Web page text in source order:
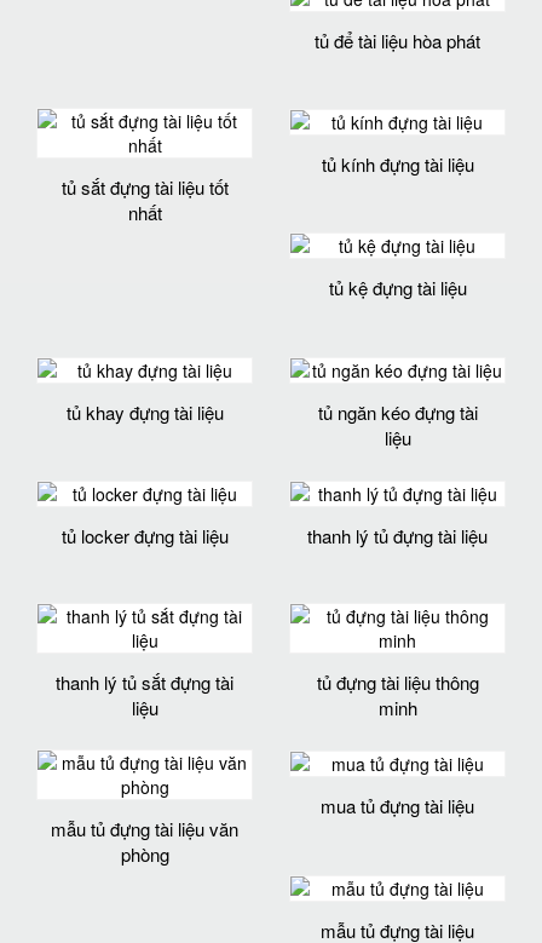
tủ để tài liệu hòa phát
tủ sắt đựng tài liệu tốt
nhất
tủ kính đựng tài liệu
tủ kệ đựng tài liệu
tủ khay đựng tài liệu
tủ ngăn kéo đựng tài
liệu
tủ locker đựng tài liệu thanh lý tủ đựng tài liệu
thanh lý tủ sắt đựng tài
liệu
tủ đựng tài liệu thông
minh
mẫu tủ đựng tài liệu văn
phòng
mua tủ đựng tài liệu
mẫu tủ đựng tài liệu